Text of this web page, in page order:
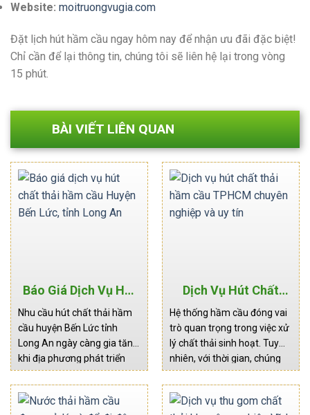
Website: moitruongvugia.com
Đặt lịch hút hầm cầu ngay hôm nay để nhận ưu đãi đặc biệt!
Chỉ cần để lại thông tin, chúng tôi sẽ liên hệ lại trong vòng
15 phút.
BÀI VIẾT LIÊN QUAN
Báo Giá Dịch Vụ Hút
Chất Thải Hầm Cầu
Huyện Bến Lức, Tỉnh
Long An
Nhu cầu hút chất thải hầm
cầu huyện Bến Lức tỉnh
Long An ngày càng gia tăng
khi địa phương phát triển
mạnh về công nghiệp và
dân cư. Mùi hôi khó chịu,
tình trạng tắc nghẽn hệ
Dịch Vụ Hút Chất
Thải Hầm Cầu
TPHCM Chuyên
Nghiệp Và Uy Tín
Hệ thống hầm cầu đóng vai
trò quan trọng trong việc xử
lý chất thải sinh hoạt. Tuy
nhiên, với thời gian, chúng
có thể trở nên bít tắc và gây
ra những rủi ro về môi
trường và sức khỏe. Đó là